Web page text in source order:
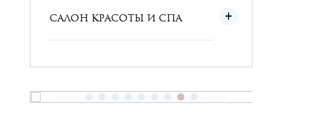
САЛОН КРАСОТЫ И СПА